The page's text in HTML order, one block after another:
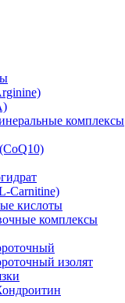
комплексы
Сarnitine)
кислоты
комплексы
изолят